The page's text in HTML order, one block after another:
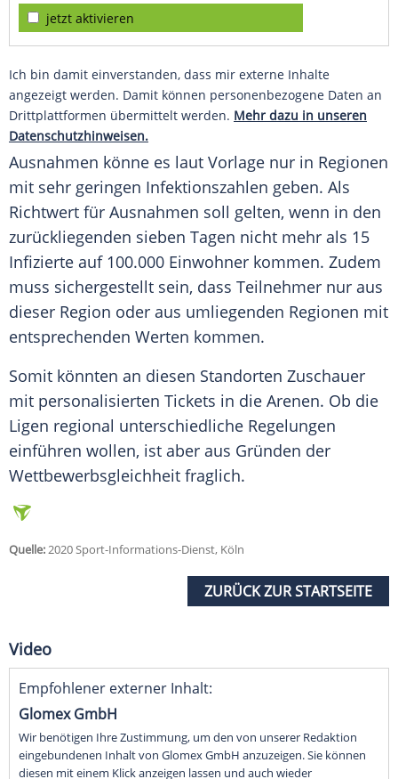
jetzt aktivieren
Ich bin damit einverstanden, dass mir externe Inhalte
angezeigt werden. Damit können personenbezogene Daten an
Drittplattformen übermittelt werden. Mehr dazu in unseren
Datenschutzhinweisen.
Ausnahmen könne es laut Vorlage nur in Regionen
mit sehr geringen Infektionszahlen geben. Als
Richtwert für Ausnahmen soll gelten, wenn in den
zurückliegenden sieben Tagen nicht mehr als 15
Infizierte auf 100.000 Einwohner kommen. Zudem
muss sichergestellt sein, dass Teilnehmer nur aus
dieser Region oder aus umliegenden Regionen mit
entsprechenden Werten kommen.
Somit könnten an diesen Standorten Zuschauer
mit personalisierten Tickets in die Arenen. Ob die
Ligen regional unterschiedliche Regelungen
einführen wollen, ist aber aus Gründen der
Wettbewerbsgleichheit fraglich.
Quelle:2020 Sport-Informations-Dienst, Köln
ZURÜCK ZUR STARTSEITE
Video
Empfohlener externer Inhalt:
Glomex GmbH
Wir benötigen Ihre Zustimmung, um den von unserer Redaktion
eingebundenen Inhalt von Glomex GmbH anzuzeigen. Sie können
diesen mit einem Klick anzeigen lassen und auch wieder